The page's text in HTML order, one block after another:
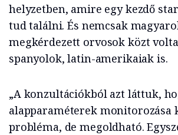
helyzetben, amire egy kezdő
tud találni. És nemcsak
megkérdezett orvosok közt
spanyolok, latin-amerikaiak is.
„A konzultációkból azt láttuk,
alapparaméterek monitorozása
probléma, de megoldható.